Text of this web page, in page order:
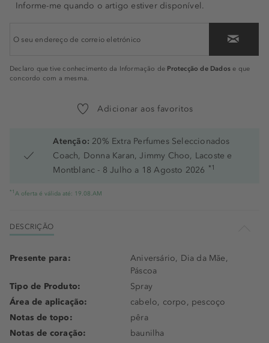
Informe-me quando o artigo estiver disponível.
Declaro que tive conhecimento da Informação de Protecção de Dados e que
concordo com a mesma.
Adicionar aos favoritos
Atenção: 20% Extra Perfumes Seleccionados
Coach, Donna Karan, Jimmy Choo, Lacoste e
Montblanc - 8 Julho a 18 Agosto 2026 *1
*1 A oferta é válida até: 19.08.AM
DESCRIÇÃO
Presente para:
Aniversário, Dia da Mãe,
Páscoa
Tipo de Produto:
Spray
Área de aplicação:
cabelo, corpo, pescoço
Notas de topo:
pêra
Notas de coração:
baunilha